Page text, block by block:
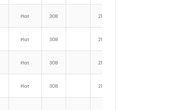
Plat 308 210
Plat 308 210
Plat 308 210
Plat 308 210